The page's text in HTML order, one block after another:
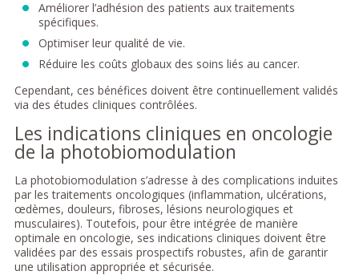
Améliorer l’adhésion des patients aux traitements
spécifiques.
Optimiser leur qualité de vie.
Réduire les coûts globaux des soins liés au cancer.
Cependant, ces bénéfices doivent être continuellement validés
via des études cliniques contrôlées.
Les indications cliniques en oncologie
de la photobiomodulation
La photobiomodulation s’adresse à des complications induites
par les traitements oncologiques (inflammation, ulcérations,
œdèmes, douleurs, fibroses, lésions neurologiques et
musculaires). Toutefois, pour être intégrée de manière
optimale en oncologie, ses indications cliniques doivent être
validées par des essais prospectifs robustes, afin de garantir
une utilisation appropriée et sécurisée.